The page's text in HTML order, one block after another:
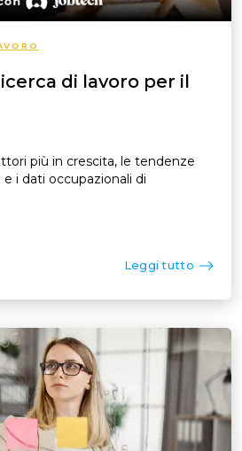
di lavoro per il
più in crescita, le tendenze
i dati occupazionali di
Leggi tutto